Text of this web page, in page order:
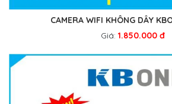
CAMERA WIFI KHÔNG DÂY
Giá: 1.850.000 đ